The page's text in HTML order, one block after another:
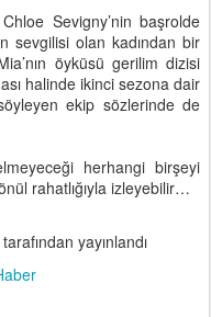
Sevigny’nin başrolde
sevgilisi olan kadından bir
öyküsü gerilim dizisi
halinde ikinci sezona dair
ekip sözlerinde de
herhangi birşeyi
rahatlığıyla izleyebilir…
yayınlandı